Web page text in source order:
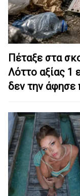
Πέταξε στα
Λόττο αξίας 1
δεν την άφησε